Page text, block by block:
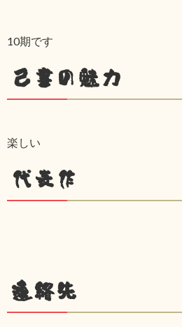
10期です
己書の魅力
楽しい
代表作
連絡先